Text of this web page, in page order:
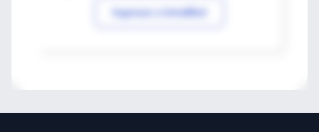
Ingresar a IntraMed